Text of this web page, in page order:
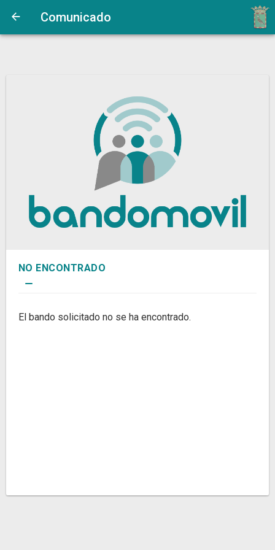
Comunicado
NO ENCONTRADO
El bando solicitado no se ha encontrado.